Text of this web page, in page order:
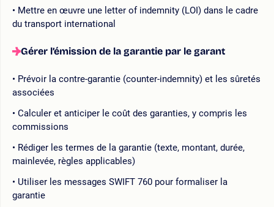
Mettre en œuvre une letter of indemnity (LOI) dans le cadre
du transport international
Gérer l’émission de la garantie par le garant
Prévoir la contre-garantie (counter-indemnity) et les sûretés
associées
Calculer et anticiper le coût des garanties, y compris les
commissions
Rédiger les termes de la garantie (texte, montant, durée,
mainlevée, règles applicables)
Utiliser les messages SWIFT 760 pour formaliser la
garantie